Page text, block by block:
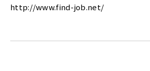
http://www.find-job.net/